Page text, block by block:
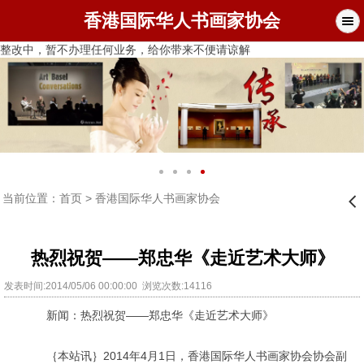
香港国际华人书画家协会
整改中，暂不办理任何业务，给你带来不便请谅解
当前位置： 首页> 香港国际华人书画家协会 󰊒
热烈祝贺——郑忠华《走近艺术大师》
发表时间:2014/05/06 00:00:00 浏览次数:14116
新闻：热烈祝贺——郑忠华《走近艺术大师》
｛本站讯｝2014年4月1日，香港国际华人书画家协会协会副